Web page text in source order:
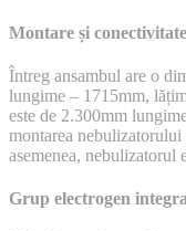
Montare și conectivitate
Întreg ansambul are o
lungime – 1715mm,
este de 2.300mm
montarea
asemenea, nebulizatorul
Grup electrogen